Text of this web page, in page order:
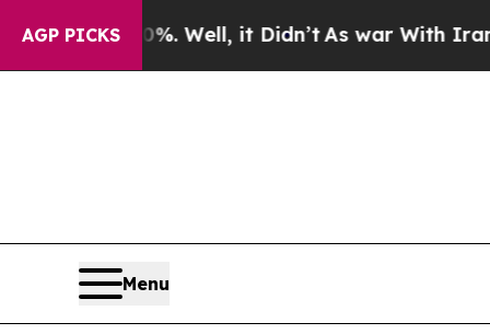
AGP PICKS
40%. Well, it Didn’tAs war With Iran
Menu